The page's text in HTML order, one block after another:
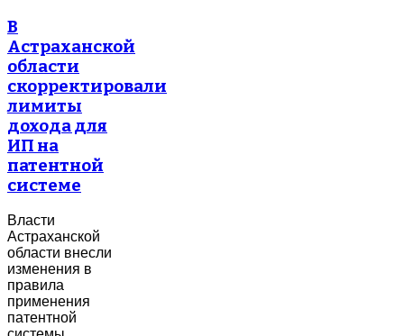
В
Астраханской
области
скорректировали
лимиты
дохода для
ИП на
патентной
системе
Власти
Астраханской
области внесли
изменения в
правила
применения
патентной